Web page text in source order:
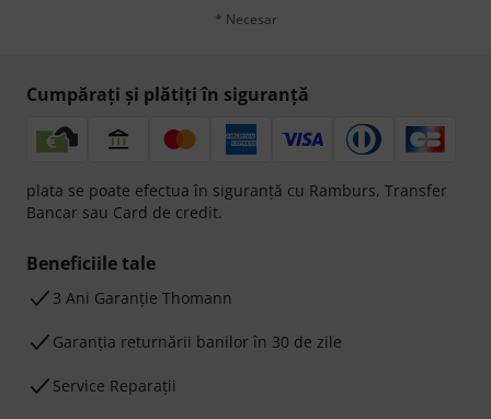
* Necesar
Cumpărați și plătiți în siguranță
plata se poate efectua în siguranță cu Ramburs, Transfer
Bancar sau Card de credit.
Beneficiile tale
3 Ani Garanție Thomann
Garanţia returnării banilor în 30 de zile
Service Reparații